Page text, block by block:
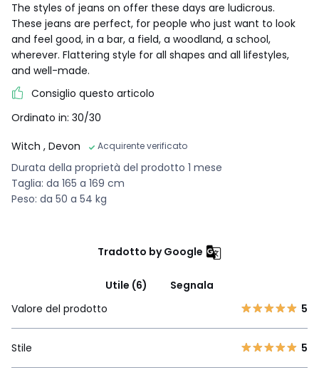
The styles of jeans on offer these days are ludicrous.
These jeans are perfect, for people who just want to look
and feel good, in a bar, a field, a woodland, a school,
wherever. Flattering style for all shapes and all lifestyles,
and well-made.
Consiglio questo articolo
Ordinato in: 30/30
Witch , Devon Acquirente verificato
Durata della proprietà del prodotto 1 mese
Taglia: da 165 a 169 cm
Peso: da 50 a 54 kg
Tradotto by Google
Utile (6)
Segnala
Valore del prodotto
5
Stile 5